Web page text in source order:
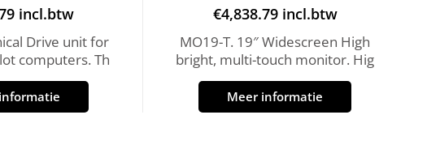
incl.btw
Drive unit for
computers. Th
€4,838.79 incl.btw
MO19-T. 19″ Widescreen High
bright, multi-touch monitor. Hig
Meer informatie